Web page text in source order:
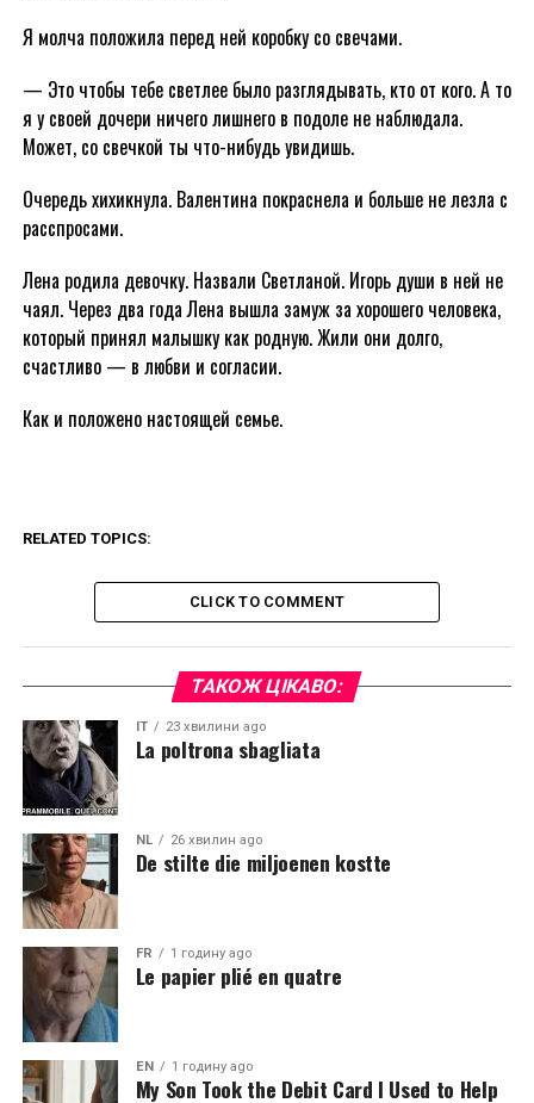
Я молча положила перед ней коробку со свечами.
— Это чтобы тебе светлее было разглядывать, кто от кого. А то
я у своей дочери ничего лишнего в подоле не наблюдала.
Может, со свечкой ты что-нибудь увидишь.
Очередь хихикнула. Валентина покраснела и больше не лезла с
расспросами.
Лена родила девочку. Назвали Светланой. Игорь души в ней не
чаял. Через два года Лена вышла замуж за хорошего человека,
который принял малышку как родную. Жили они долго,
счастливо — в любви и согласии.
Как и положено настоящей семье.
RELATED TOPICS:
CLICK TO COMMENT
ТАКОЖ ЦІКАВО:
IT 23 хвилини ago
La poltrona sbagliata
NL 26 хвилин ago
De stilte die miljoenen kostte
FR 1 годину ago
Le papier plié en quatre
EN 1 годину ago
My Son Took the Debit Card I Used to Help